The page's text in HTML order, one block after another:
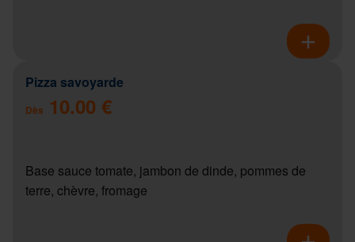
Pizza savoyarde
Dès 10.00 €
Base sauce tomate, jambon de dinde, pommes de
terre, chèvre, fromage